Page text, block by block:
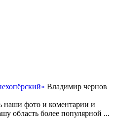
Владимир чернов
наши фото и коментарии и
область более популярной ...